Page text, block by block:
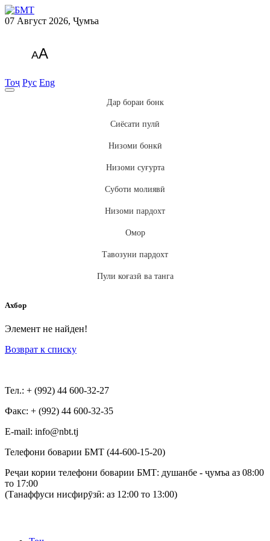
07 Август 2026, Ҷумъа
AA
Тоҷ Рус Eng
Дар бораи бонк
Сиёсати пулӣ
Низоми бонкӣ
Низоми суғурта
Суботи молиявӣ
Низоми пардохт
Омор
Тавозуни пардохт
Пули коғазӣ ва танга
Ахбор
Элемент не найден!
Возврат к списку
Тел.: + (992) 44 600-32-27
Факс: + (992) 44 600-32-35
Е-mail: info@nbt.tj
Телефони боварии БМТ (44-600-15-20)
Реҷаи кории телефони боварии БМТ: душанбе - ҷумъа аз 08:00
то 17:00
(Танаффуси нисфирӯзӣ: аз 12:00 то 13:00)